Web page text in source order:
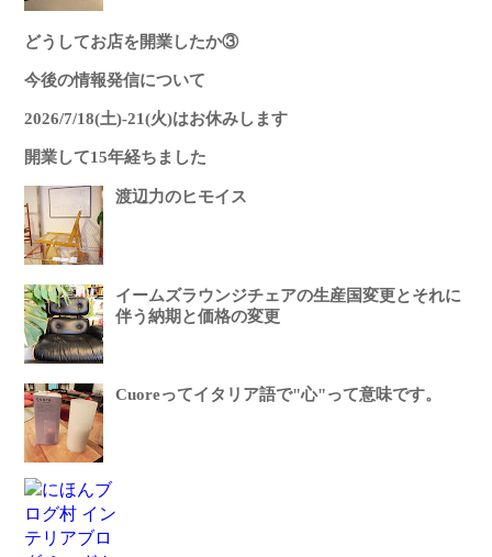
どうしてお店を開業したか③
今後の情報発信について
2026/7/18(土)-21(火)はお休みします
開業して15年経ちました
渡辺力のヒモイス
イームズラウンジチェアの生産国変更とそれに
伴う納期と価格の変更
Cuoreってイタリア語で"心"って意味です。